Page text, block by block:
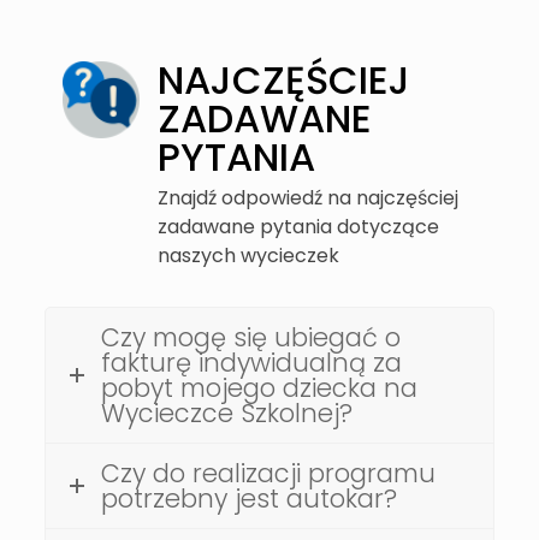
NAJCZĘŚCIEJ
ZADAWANE
PYTANIA
Znajdź odpowiedź na najczęściej
zadawane pytania dotyczące
naszych wycieczek
Czy mogę się ubiegać o
fakturę indywidualną za
pobyt mojego dziecka na
Wycieczce Szkolnej?
Czy do realizacji programu
potrzebny jest autokar?